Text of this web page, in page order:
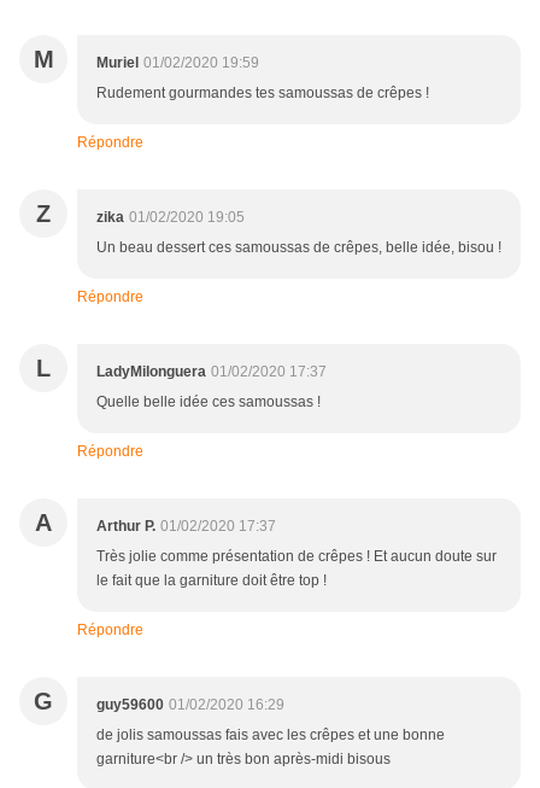
M Muriel 01/02/2020 19:59
Rudement gourmandes tes samoussas de crêpes !
Répondre
Z zika 01/02/2020 19:05
Un beau dessert ces samoussas de crêpes, belle idée, bisou !
Répondre
L LadyMilonguera 01/02/2020 17:37
Quelle belle idée ces samoussas !
Répondre
A Arthur P. 01/02/2020 17:37
Très jolie comme présentation de crêpes ! Et aucun doute sur
le fait que la garniture doit être top !
Répondre
G guy59600 01/02/2020 16:29
de jolis samoussas fais avec les crêpes et une bonne
garniture<br /> un très bon après-midi bisous